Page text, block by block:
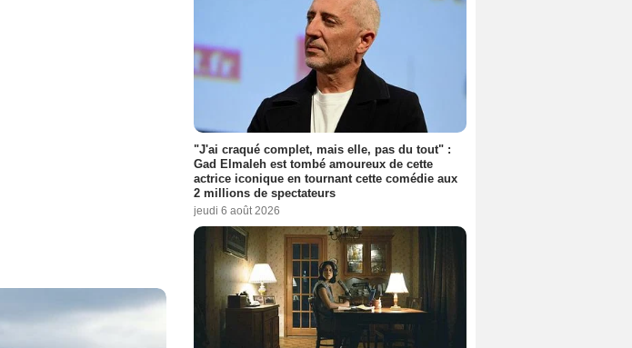
"J'ai craqué complet, mais elle, pas du tout" :
Gad Elmaleh est tombé amoureux de cette
actrice iconique en tournant cette comédie aux
2 millions de spectateurs
jeudi 6 août 2026